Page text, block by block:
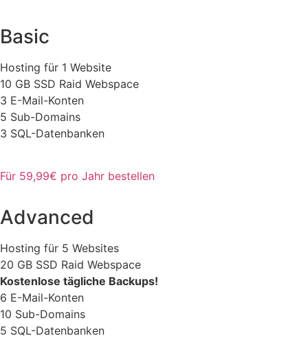
Basic
Hosting für 1 Website
10 GB SSD Raid Webspace
3 E-Mail-Konten
5 Sub-Domains
3 SQL-Datenbanken
Für 59,99€ pro Jahr bestellen
Advanced
Hosting für 5 Websites
20 GB SSD Raid Webspace
Kostenlose tägliche Backups!
6 E-Mail-Konten
10 Sub-Domains
5 SQL-Datenbanken